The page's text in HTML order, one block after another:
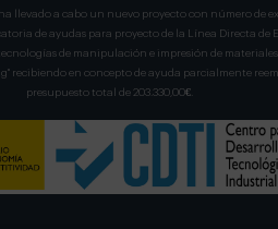
ha llevado a cabo un nuevo proyecto con número de
de ayudas para proyecto de la Línea Directa de
de manipulación e impresión de materiales
recibiendo en concepto de ayuda parcialmente
presupuesto total de 203.330,00€.